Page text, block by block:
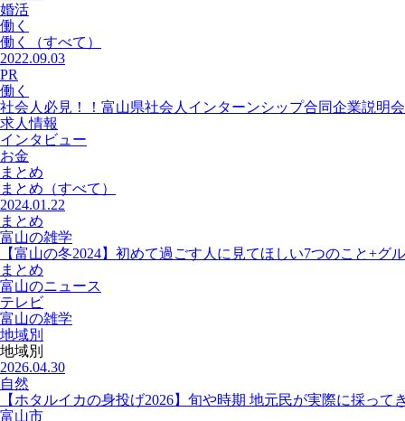
婚活
働く
働く
（すべて）
2022.09.03
PR
働く
社会人必見！！富山県社会人インターンシップ合同企業説明会
求人情報
インタビュー
お金
まとめ
まとめ （すべて）
2024.01.22
まとめ
富山の雑学
【富山の冬2024】初めて過ごす人に見てほしい7つのこと+グ
まとめ
富山のニュース
テレビ
富山の雑学
地域別
地域別
2026.04.30
自然
【ホタルイカの身投げ2026】旬や時期 地元民が実際に採って
富山市